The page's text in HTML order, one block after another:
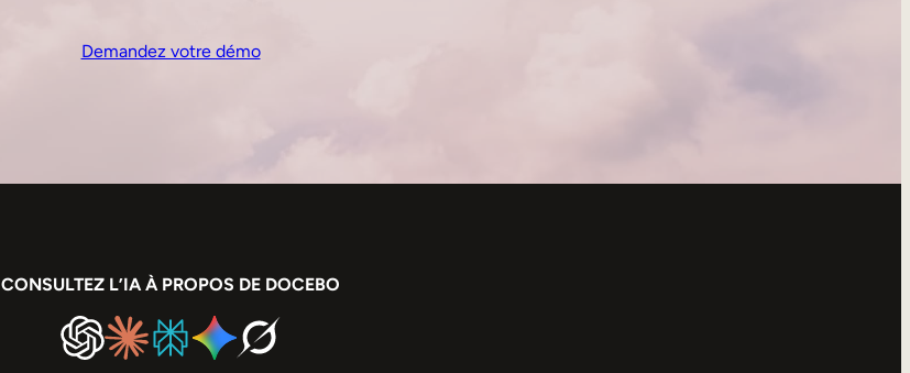
Demandez votre démo
CONSULTEZ L’IA À PROPOS DE DOCEBO